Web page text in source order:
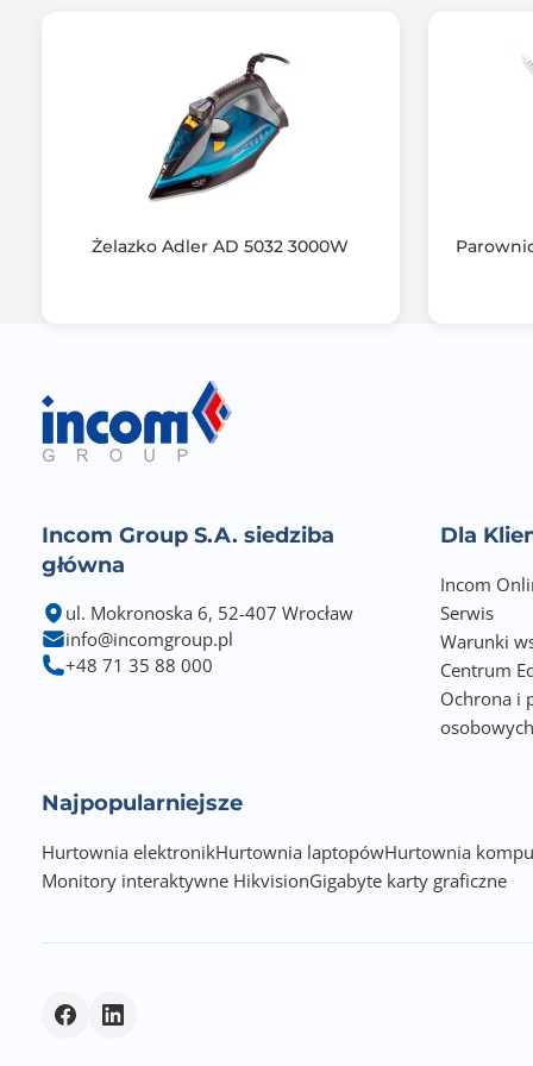
Żelazko Adler AD 5032 3000W
Incom Group S.A. siedziba
główna
ul. Mokronoska 6, 52-407 Wrocław
info@incomgroup.pl
+48 71 35 88 000
Dla
Incom
Serwis
Warunki
Centrum
Ochrona i
osobowych
Najpopularniejsze
Hurtownia elektronikHurtownia laptopówHurtownia
Monitory interaktywne HikvisionGigabyte karty graficzne